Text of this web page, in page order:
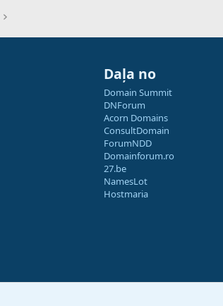
Daļa no
Domain Summit
DNForum
Acorn Domains
ConsultDomain
ForumNDD
Domainforum.ro
27.be
NamesLot
Hostmaria